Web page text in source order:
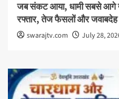
जब संकट आया, धामी सबसे आगे
रफ्तार, तेज फैसलों और जवाबदेह
swarajtv.com July 28,